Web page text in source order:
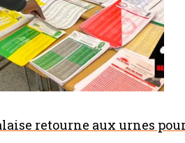
retourne aux urnes